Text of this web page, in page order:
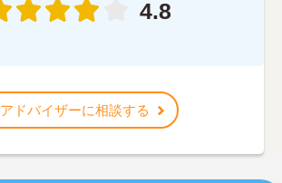
4.8
アドバイザーに相談する